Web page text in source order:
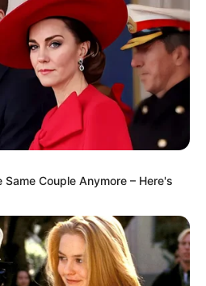
вам необхідно
Couple Anymore – Here's